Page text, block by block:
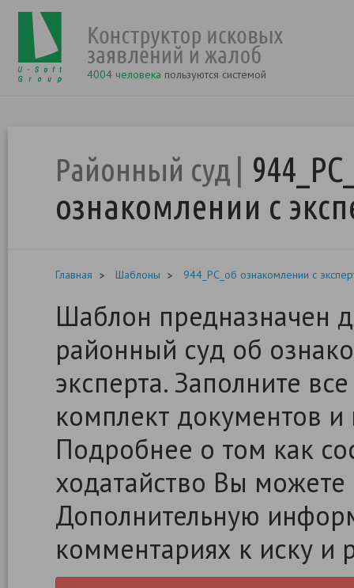
4004 человека пользуются системой
Районный суд
ознакомлении с
Главная Шаблоны 944_РС_об ознакомлении с
Шаблон предназначен
районный суд об
эксперта. Заполните
комплект документов и
Подробнее о том как
ходатайство Вы
Дополнительную
комментариях к иску и